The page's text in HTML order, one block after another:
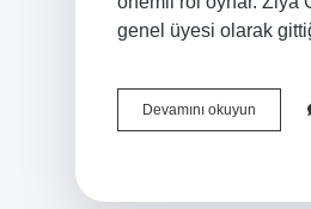
genel üyesi olarak
Devamını okuyun
Emin